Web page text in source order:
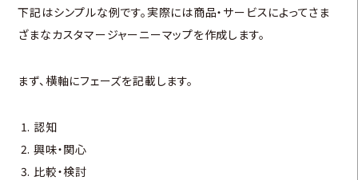
下記はシンプルな例です。実際には商品・サービスによってさま
ざまなカスタマージャーニーマップを作成します。
まず、横軸にフェーズを記載します。
認知
興味・関心
比較・検討